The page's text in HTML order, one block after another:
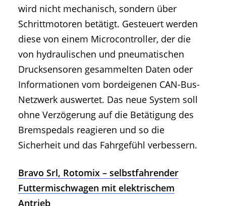
wird nicht mechanisch, sondern über
Schrittmotoren betätigt. Gesteuert werden
diese von einem Microcontroller, der die
von hydraulischen und pneumatischen
Drucksensoren gesammelten Daten oder
Informationen vom bordeigenen CAN-Bus-
Netzwerk auswertet. Das neue System soll
ohne Verzögerung auf die Betätigung des
Bremspedals reagieren und so die
Sicherheit und das Fahrgefühl verbessern.
Bravo Srl, Rotomix – selbstfahrender
Futtermischwagen mit elektrischem
Antrieb